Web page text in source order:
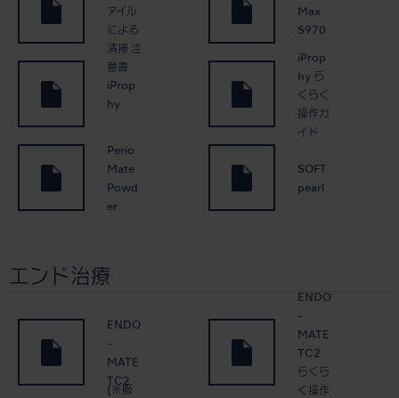
ァイル
による
清掃 注
意書
Max
S970
iProp
hy
iProp
hy ら
くらく
操作ガ
イド
Perio
Mate
Powd
er
SOFT
pearl
エンド治療
ENDO
-
MATE
TC2
ENDO
-
MATE
TC2
らくら
く操作
(※販